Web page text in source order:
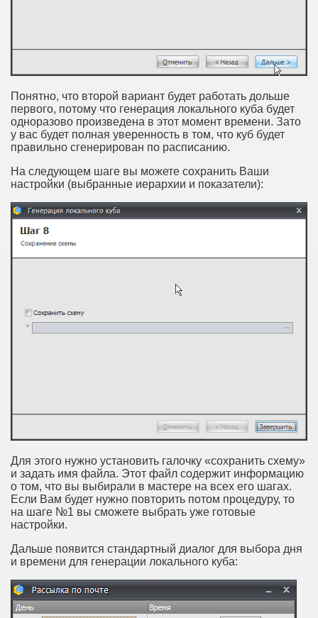
Понятно, что второй вариант будет работать дольше
первого, потому что генерация локального куба будет
одноразово произведена в этот момент времени. Зато
у вас будет полная уверенность в том, что куб будет
правильно сгенерирован по расписанию.
На следующем шаге вы можете сохранить Ваши
настройки (выбранные иерархии и показатели):
Для этого нужно установить галочку «сохранить схему»
и задать имя файла. Этот файл содержит информацию
о том, что вы выбирали в мастере на всех его шагах.
Если Вам будет нужно повторить потом процедуру, то
на шаге №1 вы сможете выбрать уже готовые
настройки.
Дальше появится стандартный диалог для выбора дня
и времени для генерации локального куба: